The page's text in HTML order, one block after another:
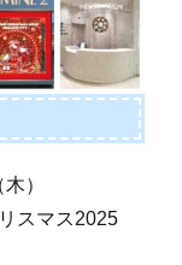
）
スマス2025